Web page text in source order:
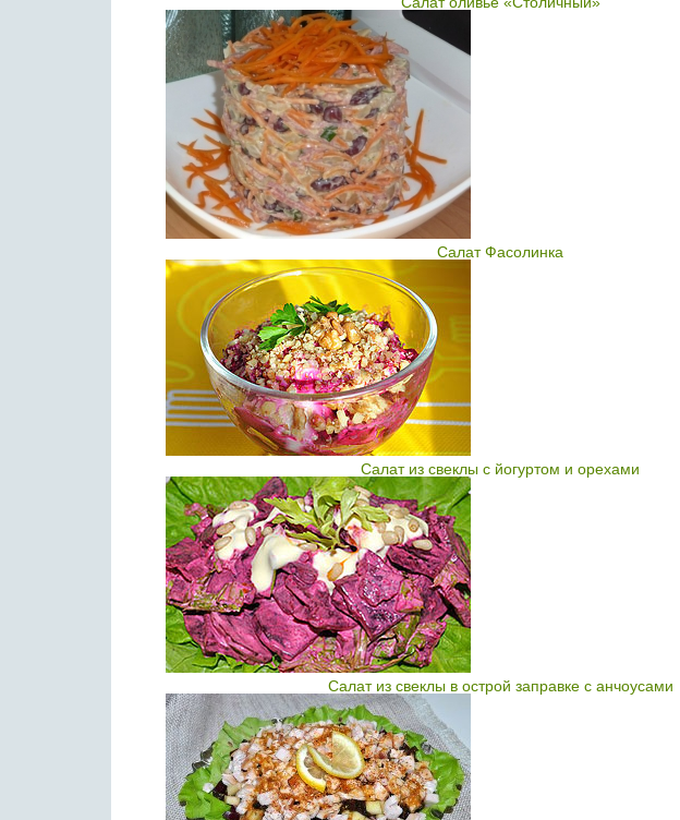
Салат Фасолинка
Салат из свеклы с йогуртом и орехами
Салат из свеклы в острой заправке с анчоусами